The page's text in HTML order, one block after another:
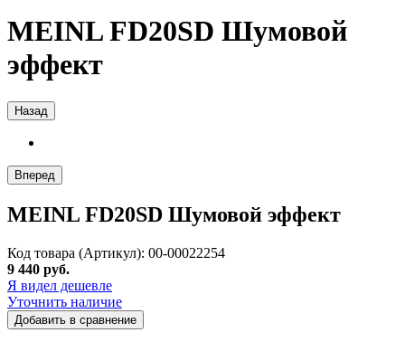
MEINL FD20SD Шумовой
эффект
Назад
Вперед
MEINL FD20SD Шумовой эффект
Код товара (Артикул): 00-00022254
9 440 руб.
Я видел дешевле
Уточнить наличие
Добавить в сравнение